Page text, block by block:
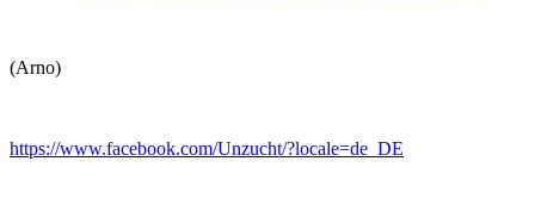
(Arno)
https://www.facebook.com/Unzucht/?locale=de_DE